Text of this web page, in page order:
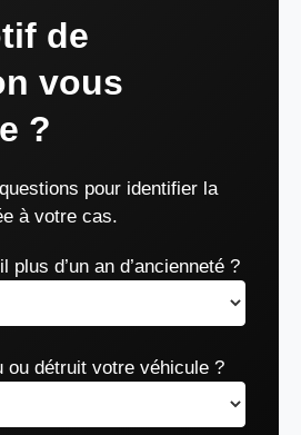
de
vous
?
pour identifier la
à votre cas.
plus d’un an d’ancienneté ?
ou détruit votre véhicule ?